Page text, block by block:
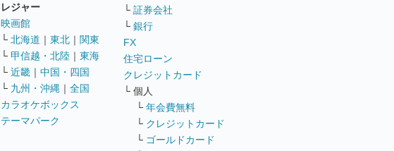
レジャー
映画館
└ 北海道 ｜ 東北 ｜ 関東
└ 甲信越・北陸 ｜ 東海
└ 近畿 ｜ 中国・四国
└ 九州・沖縄 ｜ 全国
カラオケボックス
テーマパーク
└ 証券会社
└ 銀行
FX
住宅ローン
クレジットカード
└ 個人
└ 年会費無料
└ クレジットカード
└ ゴールドカード